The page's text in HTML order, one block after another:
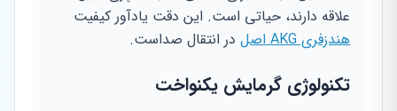
علاقه دارند، حیاتی است. این دقت یادآور کیفیت
هندزفری AKG اصل
در انتقال صداست.
تکنولوژی گرمایش یکنواخت